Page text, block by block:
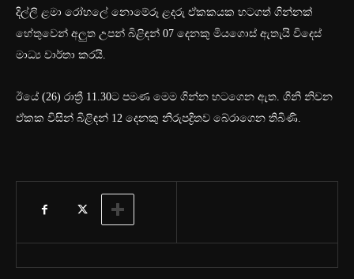
දිල්ලි ළමා රෝහලේ නොමේරූ ළදරු ඒකකයක හටගත් ගින්නක්
හේතුවෙන් අලුත උපන් බිළිඳන් 07 දෙනකු මියගොස් ඇතැයි විදෙස්
මාධ්‍ය වාර්තා කරයි.
ඊයේ (26) රාත්‍රී 11.30ට පමණ මෙම ගින්න හටගෙන ඇත. ගිනි නිවන
ඒකක විසින් බිළිඳන් 12 දෙනකු නිරුපද්‍රිතව බේරාගෙන තිබිණි.